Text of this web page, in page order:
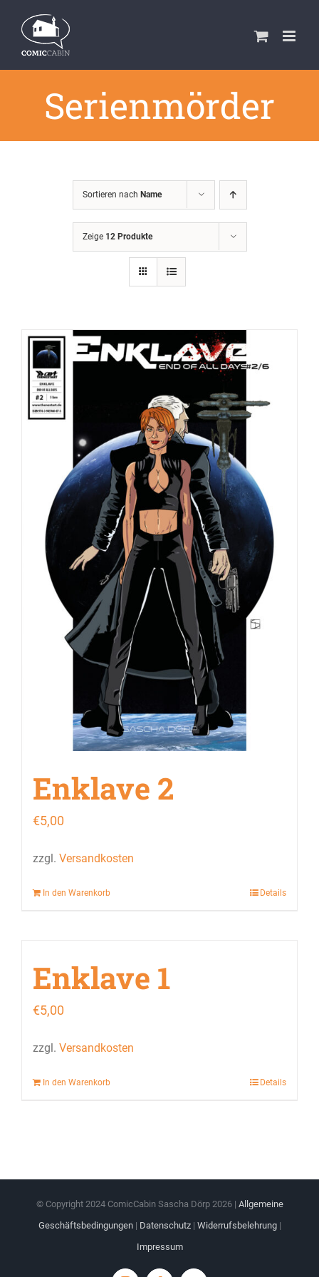
Inhalt
springen
Serienmörder
Sortieren nach Name
Zeige 12 Produkte
Enklave 2
€5,00
zzgl. Versandkosten
In den Warenkorb Details
Enklave 1
€5,00
zzgl. Versandkosten
In den Warenkorb Details
© Copyright 2024 ComicCabin Sascha Dörp 2026 | Allgemeine
Geschäftsbedingungen| Datenschutz| Widerrufsbelehrung|
Impressum